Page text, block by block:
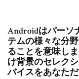
Androidはパーソ
テムの様々な分
ることを意味し
け背景のセレク
バイスをあなた